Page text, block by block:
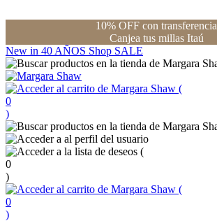
10% OFF con transferencia
Canjea tus millas Itaú
New in 40 AÑOS Shop SALE
(
0
)
(
0
)
(
0
)